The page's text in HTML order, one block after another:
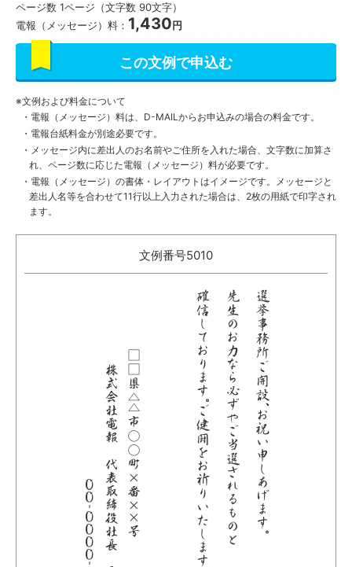
ページ数 1ページ（文字数 90文字）
電報（メッセージ）料： 1,430円
この文例で申込む
文例および料金について
電報（メッセージ）料は、D-MAILからお申込みの場合の料金です。
電報台紙料金が別途必要です。
メッセージ内に差出人のお名前やご住所を入れた場合、文字数に加算さ
れ、ページ数に応じた電報（メッセージ）料が必要です。
電報（メッセージ）の書体・レイアウトはイメージです。
メッセージと
差出人名等を合わせて11行以上入力された場合は、2枚の用紙で印字され
ます。
文例番号5010